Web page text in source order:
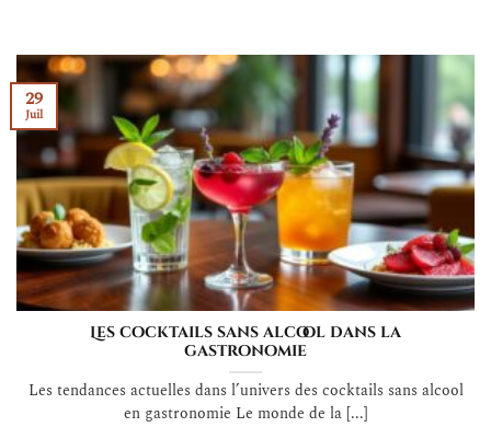
Les cocktails sans alcool dans la
gastronomie
Les tendances actuelles dans l’univers des cocktails sans alcool
en gastronomie Le monde de la [...]
29
Juil